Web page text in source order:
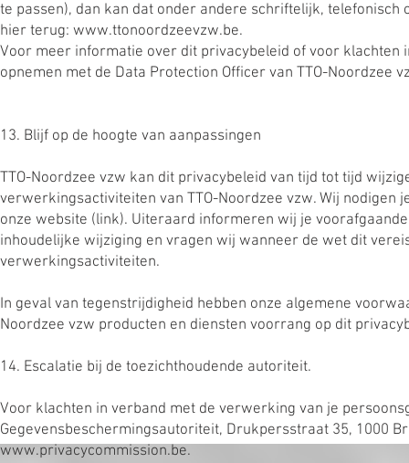
te passen), dan kan dat onder andere schriftelijk,
hier terug: www.ttonoordzeevzw.be.
Voor meer informatie over dit privacybeleid of voor
opnemen met de Data Protection Officer van TTO-Noordzee
13. Blijf op de hoogte van aanpassingen
TTO-Noordzee vzw kan dit privacybeleid van tijd tot tijd
verwerkingsactiviteiten van TTO-Noordzee vzw. Wij nodigen
onze website (link). Uiteraard informeren wij je
inhoudelijke wijziging en vragen wij wanneer de wet dit
verwerkingsactiviteiten.
In geval van tegenstrijdigheid hebben onze algemene
Noordzee vzw producten en diensten voorrang op dit
14. Escalatie bij de toezichthoudende autoriteit.
Voor klachten in verband met de verwerking van je
Gegevensbeschermingsautoriteit, Drukpersstraat 35, 1000
www.privacycommission.be.